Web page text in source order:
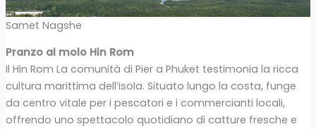
Samet Nagshe
Pranzo al molo Hin Rom
Il Hin Rom La comunità di Pier a Phuket testimonia la ricca
cultura marittima dell’isola. Situato lungo la costa, funge
da centro vitale per i pescatori e i commercianti locali,
offrendo uno spettacolo quotidiano di catture fresche e